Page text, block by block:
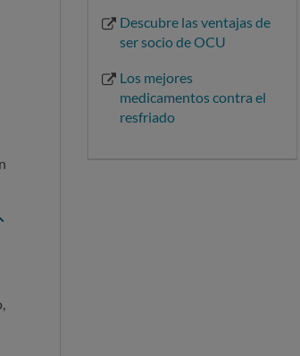
Descubre las ventajas de
ser socio de OCU
Los mejores
medicamentos contra el
resfriado